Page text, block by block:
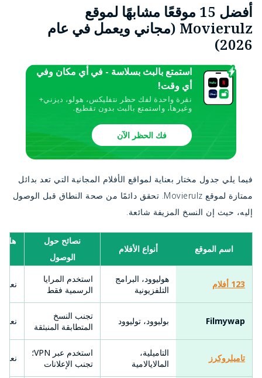
أفضل 15 موقعًا مشابهًا لموقع
Movierulz (مجاني ويعمل في عام
2026)
استمتع بالبث بسلاسة - في أي مكان وفي
أي وقت!
نقرة واحدة لفك حظر نتفليكس، هولو، ديزني+
وغيرها، واستمتع بالبث بدون تقطيع.
فك الحظر الآن
فيما يلي جدول مختار بعناية لمواقع الأفلام المجانية التي تعد بدائل
ممتازة لموقع Movierulz. تحقق دائمًا من صحة النطاق قبل الوصول
إليه، حيث إن النسخ المزيفة شائعة.
اسم الموقع أنواع الأفلام
نصائح حول
الوصول
هل
123 أفلام
هوليوود، البرامج
التلفزيونية
استخدم المرايا
الرسمية فقط
نعم
Filmywap بوليوود، توليوود
تجنب النسخ
المتطابقة المنبثقة
نعم
تاميلروكرز
التاميلية،
المالايالامية
استخدم عبر VPN؛
تجنب الإعلانات
نعم